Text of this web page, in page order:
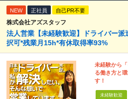
NEW 正社員 自己PR不要
株式会社アズスタッフ
法人営業【未経験歓迎】ドライバー
択可*残業月15h*有休取得率93%
未経験から
る働き方と
す！
未経験歓迎